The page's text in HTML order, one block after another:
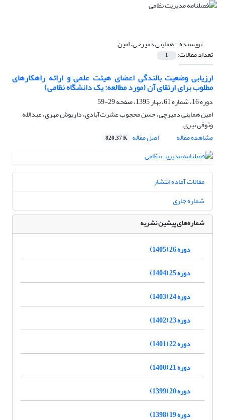
نویسنده =هماینی دمیرچی، امین
تعداد مقالات: 1
ارزیابی وضعیت بالندگی اعضای هیئت علمی و ارائه راهکارهای
مطلوب برای ارتقای آن (مورد مطالعه: یک دانشگاه نظامی)
دوره 16، شماره 61، بهار 1395، صفحه
29-59
امین هماینی دمیرچی، حسن محجوب عشرت‌آبادی، داریوش مهری، عبدالله
وثوقی نیری
مشاهده مقاله
اصل مقاله 820.37 K
مقالات آماده انتشار
شماره جاری
شماره‌های پیشین نشریه
دوره 26 (1405)
دوره 25 (1404)
دوره 24 (1403)
دوره 23 (1402)
دوره 22 (1401)
دوره 21 (1400)
دوره 20 (1399)
دوره 19 (1398)